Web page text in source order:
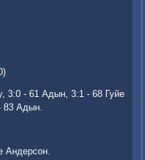
3:0 - 61 Адын, 3:1 - 68 Гуйе
83 Адын.
Андерсон.